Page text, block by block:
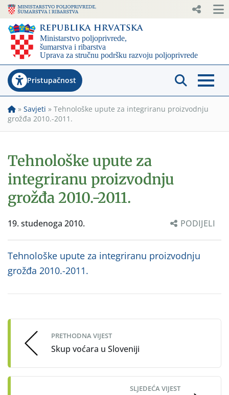
Pristupačnost
» Savjeti » Tehnološke upute za integriranu proizvodnju
grožđa 2010.-2011.
Tehnološke upute za
integriranu proizvodnju
grožđa 2010.-2011.
19. studenoga 2010. PODIJELI
Tehnološke upute za integriranu proizvodnju
grožđa 2010.-2011.
navigation
PRETHODNA VIJEST
Skup voćara u Sloveniji
SLJEDEĆA VIJEST